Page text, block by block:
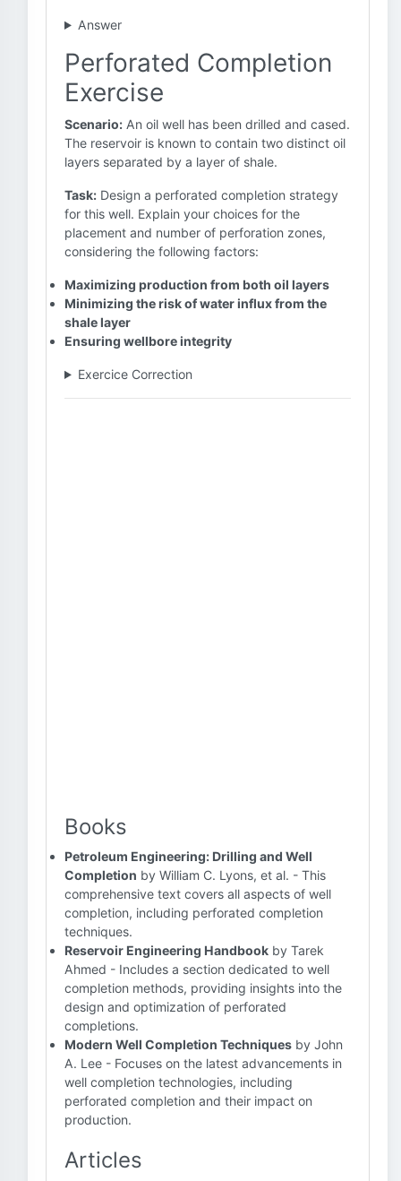
Answer
Perforated Completion
Exercise
Scenario: An oil well has been drilled and cased.
The reservoir is known to contain two distinct oil
layers separated by a layer of shale.
Task: Design a perforated completion strategy
for this well. Explain your choices for the
placement and number of perforation zones,
considering the following factors:
Maximizing production from both oil layers
Minimizing the risk of water influx from the
shale layer
Ensuring wellbore integrity
Exercice Correction
Books
Petroleum Engineering: Drilling and Well
Completion by William C. Lyons, et al. - This
comprehensive text covers all aspects of well
completion, including perforated completion
techniques.
Reservoir Engineering Handbook by Tarek
Ahmed - Includes a section dedicated to well
completion methods, providing insights into the
design and optimization of perforated
completions.
Modern Well Completion Techniques by John
A. Lee - Focuses on the latest advancements in
well completion technologies, including
perforated completion and their impact on
production.
Articles